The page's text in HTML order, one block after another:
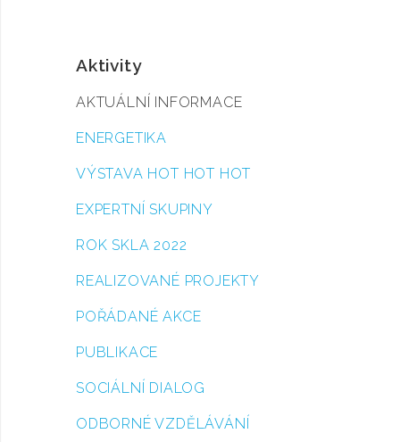
Aktivity
AKTUÁLNÍ INFORMACE
ENERGETIKA
VÝSTAVA HOT HOT HOT
EXPERTNÍ SKUPINY
ROK SKLA 2022
REALIZOVANÉ PROJEKTY
POŘÁDANÉ AKCE
PUBLIKACE
SOCIÁLNÍ DIALOG
ODBORNÉ VZDĚLÁVÁNÍ